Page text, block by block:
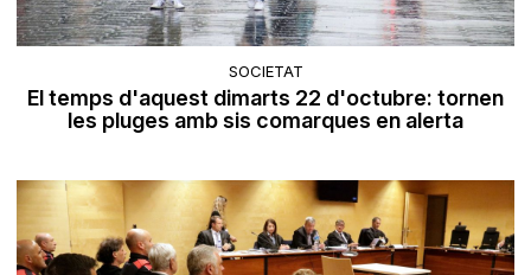
SOCIETAT
El temps d'aquest dimarts 22 d'octubre: tornen
les pluges amb sis comarques en alerta